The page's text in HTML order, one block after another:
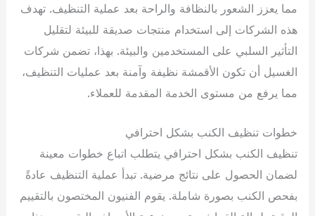
مما يعزز الشعور بالنظافة والراحة بعد عملية التنظيف. تهدف
هذه الشركات إلى استخدام منتجات صديقة للبيئة لتقليل
التأثير السلبي على المستخدمين والبيئة. بهذا، تضمن شركات
الغسيل أن تكون الأقمشة نظيفة وآمنة بعد عمليات التنظيف،
مما يرفع من مستوى الخدمة المقدمة للعملاء.
خطوات تنظيف الكنب بشكل احترافي
تنظيف الكنب بشكل احترافي يتطلب اتباع خطوات معينة
لضمان الحصول على نتائج مرضية. تبدأ عملية التنظيف عادةً
بفحص الكنب بصورة شاملة. يقوم الفنيون المختصون بالتقييم